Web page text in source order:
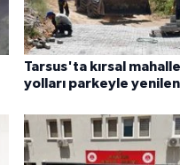
Tarsus'ta kırsal
yolları parkeyle